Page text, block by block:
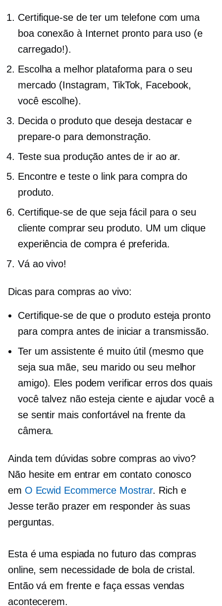
Certifique-se de ter um telefone com uma
boa conexão à Internet pronto para uso (e
carregado!).
Escolha a melhor plataforma para o seu
mercado (Instagram, TikTok, Facebook,
você escolhe).
Decida o produto que deseja destacar e
prepare-o para demonstração.
Teste sua produção antes de ir ao ar.
Encontre e teste o link para compra do
produto.
Certifique-se de que seja fácil para o seu
cliente comprar seu produto. UM um clique
experiência de compra é preferida.
Vá ao vivo!
Dicas para compras ao vivo:
Certifique-se de que o produto esteja pronto
para compra antes de iniciar a transmissão.
Ter um assistente é muito útil (mesmo que
seja sua mãe, seu marido ou seu melhor
amigo). Eles podem verificar erros dos quais
você talvez não esteja ciente e ajudar você a
se sentir mais confortável na frente da
câmera.
Ainda tem dúvidas sobre compras ao vivo?
Não hesite em entrar em contato conosco
em O Ecwid Ecommerce Mostrar. Rich e
Jesse terão prazer em responder às suas
perguntas.
Esta é uma espiada no futuro das compras
online, sem necessidade de bola de cristal.
Então vá em frente e faça essas vendas
acontecerem.